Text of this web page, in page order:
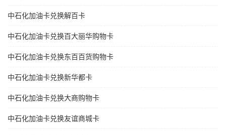
中石化加油卡兑换解百卡
中石化加油卡兑换百大丽华购物卡
中石化加油卡兑换东百百货购物卡
中石化加油卡兑换新华都卡
中石化加油卡兑换大商购物卡
中石化加油卡兑换友谊商城卡